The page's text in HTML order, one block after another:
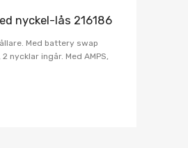
nyckel-lås 216186
Med battery swap
nycklar ingår. Med AMPS,